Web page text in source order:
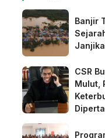
Banjir
CSR
Mulut,